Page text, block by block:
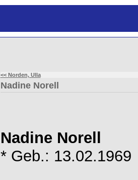
<< Norden, Ulla
Nadine Norell
Nadine Norell
* Geb.: